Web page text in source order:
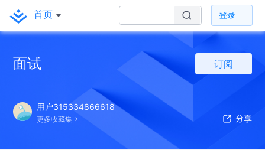
首页 登录
面试 订阅
用户315334866618
更多收藏集